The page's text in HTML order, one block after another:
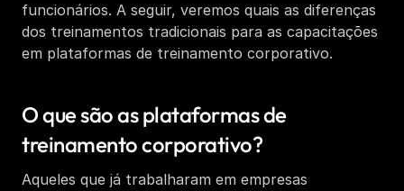
funcionários. A seguir, veremos quais as diferenças
dos treinamentos tradicionais para as capacitações
em plataformas de treinamento corporativo.
O que são as plataformas de
treinamento corporativo?
Aqueles que já trabalharam em empresas